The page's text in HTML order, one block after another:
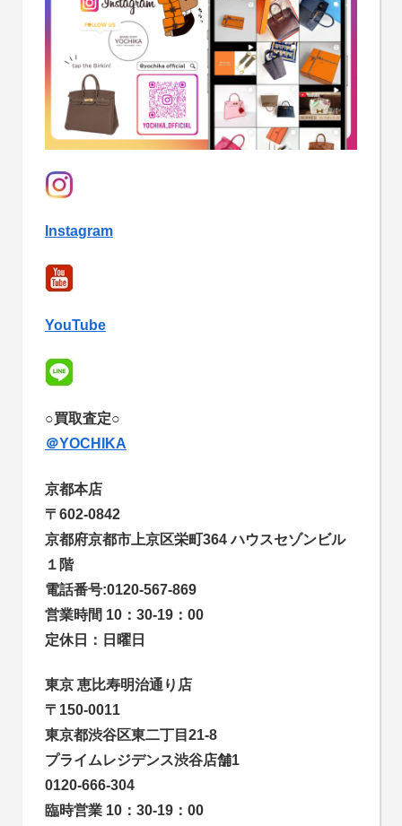
Instagram
YouTube
○買取査定○
＠YOCHIKA
京都本店
〒602-0842
京都府京都市上京区栄町364 ハウスセゾンビル
１階
電話番号:0120-567-869
営業時間 10：30-19：00
定休日：日曜日
東京 恵比寿明治通り店
〒150-0011
東京都渋谷区東二丁目21-8
プライムレジデンス渋谷店舗1
0120-666-304
臨時営業 10：30-19：00